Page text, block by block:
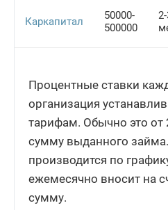
Каркапитал
50000-
500000
Процентные ставки
организация
тарифам. Обычно это от
сумму выданного
производится по
ежемесячно вносит на
сумму.